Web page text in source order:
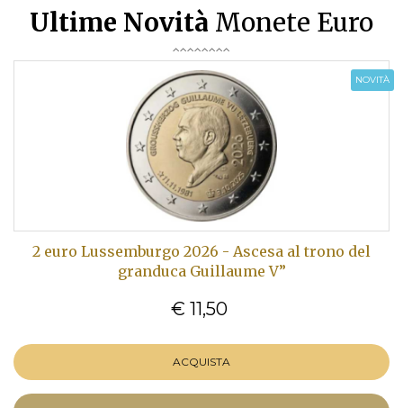
Ultime Novità Monete Euro
NOVITÀ
2 euro Lussemburgo 2026 - Ascesa al trono del
granduca Guillaume V”
€ 11,50
ACQUISTA